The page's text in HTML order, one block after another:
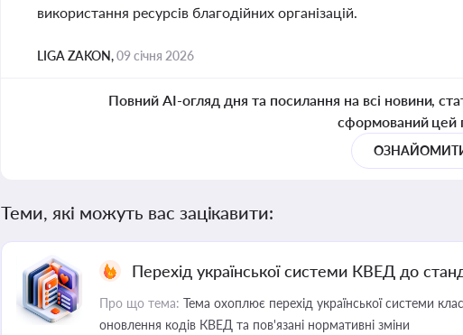
використання ресурсів благодійних організацій.
LIGA ZAKON,09 січня 2026
Повний AI-огляд дня та посилання на всі новини,
сформований цей
Теми, які можуть вас зацікавити:
Перехід української системи КВЕД до
Про що тема: Тема охоплює перехід української системи
оновлення кодів КВЕД та пов'язані нормативні зміни